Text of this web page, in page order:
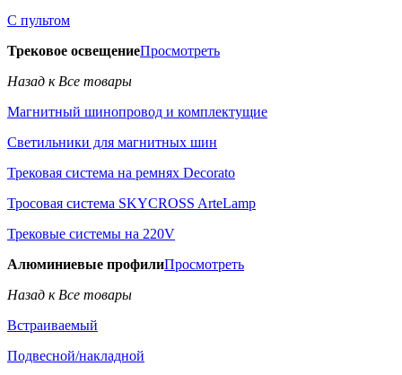
С пультом
Трековое освещениеПросмотреть
Назад к Все товары
Магнитный шинопровод и комплектущие
Светильники для магнитных шин
Трековая система на ремнях Decorato
Тросовая система SKYCROSS ArteLamp
Трековые системы на 220V
Алюминиевые профилиПросмотреть
Назад к Все товары
Встраиваемый
Подвесной/накладной